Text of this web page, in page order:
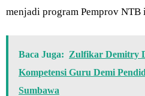
menjadi program Pemprov
Baca Juga: Zulfikar Demitry
Kompetensi Guru Demi
Sumbawa